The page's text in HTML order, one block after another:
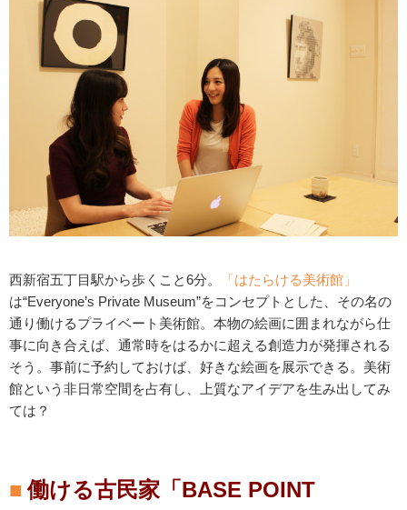
西新宿五丁目駅から歩くこと6分。
「はたらける美術館」
は“Everyone’s Private Museum”をコンセプトとした、その名の
通り働けるプライベート美術館。本物の絵画に囲まれながら仕
事に向き合えば、通常時をはるかに超える創造力が発揮される
そう。事前に予約しておけば、好きな絵画を展示できる。美術
館という非日常空間を占有し、上質なアイデアを生み出してみ
ては？
働ける古民家「BASE POINT